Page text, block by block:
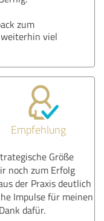
zum
weiterhin viel
Empfehlung
Größe
noch zum Erfolg
der Praxis deutlich
Impulse für meinen
dafür.